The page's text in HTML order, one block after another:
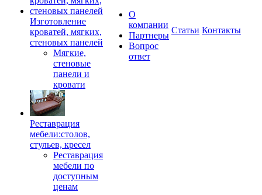
Изготовление
кроватей, мягких,
стеновых панелей
Мягкие,
стеновые
панели и
кровати
Реставрация
мебели:столов,
стульев, кресел
Реставрация
мебели по
доступным
ценам
О
компании
Партнеры
Вопрос
ответ
Cтатьи Контакты